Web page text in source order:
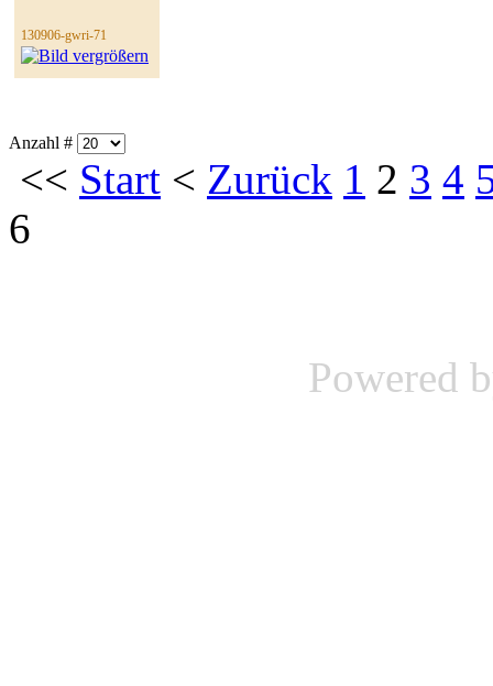
130906-gwri-71
Anzahl #
<< Start < Zurück 1 2 3 4
6
Powered